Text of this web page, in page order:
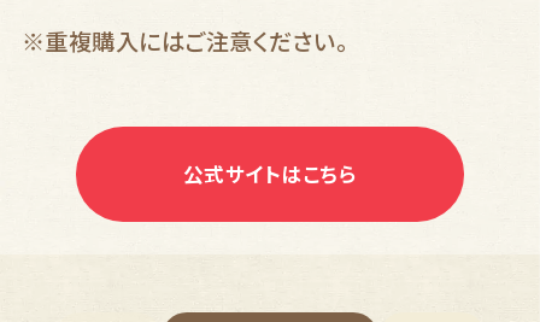
※重複購入にはご注意ください。
公式サイトはこちら